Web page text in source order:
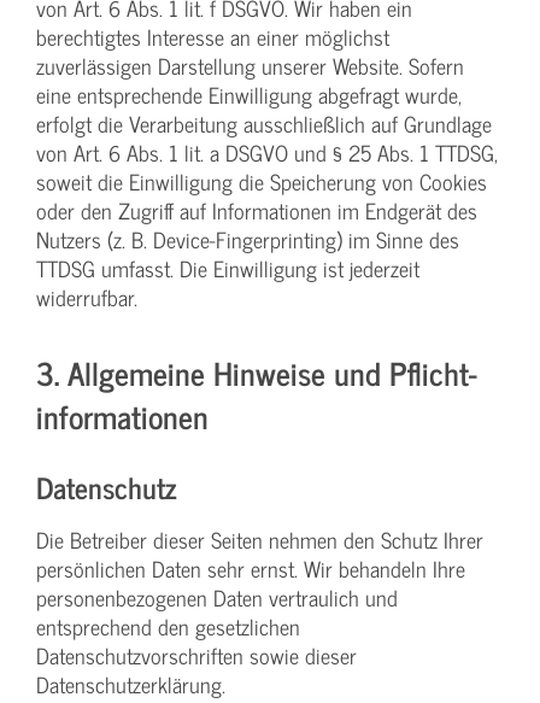
von Art. 6 Abs. 1 lit. f DSGVO. Wir haben ein
berechtigtes Interesse an einer möglichst
zuverlässigen Darstellung unserer Website. Sofern
eine entsprechende Einwilligung abgefragt wurde,
erfolgt die Verarbeitung ausschließlich auf Grundlage
von Art. 6 Abs. 1 lit. a DSGVO und § 25 Abs. 1 TTDSG,
soweit die Einwilligung die Speicherung von Cookies
oder den Zugriff auf Informationen im Endgerät des
Nutzers (z. B. Device-Fingerprinting) im Sinne des
TTDSG umfasst. Die Einwilligung ist jederzeit
widerrufbar.
3. Allgemeine Hinweise und Pflicht­
informationen
Datenschutz
Die Betreiber dieser Seiten nehmen den Schutz Ihrer
persönlichen Daten sehr ernst. Wir behandeln Ihre
personenbezogenen Daten vertraulich und
entsprechend den gesetzlichen
Datenschutzvorschriften sowie dieser
Datenschutzerklärung.